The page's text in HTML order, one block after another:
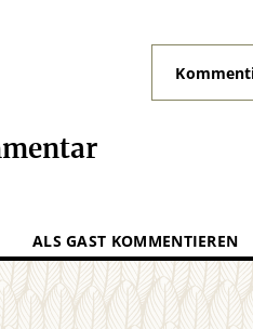
ALS GAST KOMMENTIEREN